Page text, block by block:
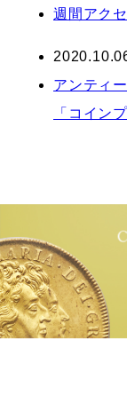
週間アク
アンティ
「コイン